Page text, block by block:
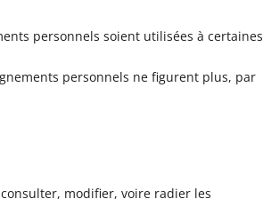
personnels soient utilisées à certaines
personnels ne figurent plus, par
modifier, voire radier les